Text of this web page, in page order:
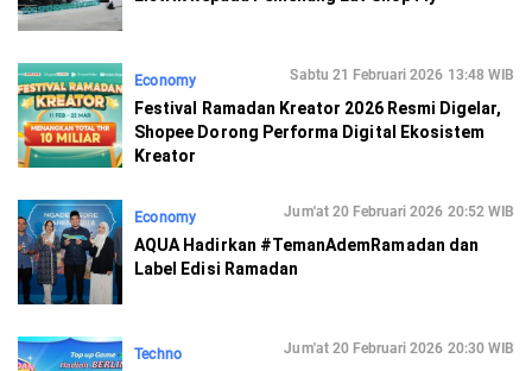
Economy Sabtu 21 Februari 2026 13:48 WIB
Festival Ramadan Kreator 2026 Resmi Digelar,
Shopee Dorong Performa Digital Ekosistem
Kreator
Economy Jum'at 20 Februari 2026 20:52 WIB
AQUA Hadirkan #TemanAdemRamadan dan
Label Edisi Ramadan
Techno Jum'at 20 Februari 2026 20:30 WIB